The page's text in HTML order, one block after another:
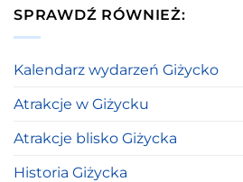
SPRAWDŹ RÓWNIEŻ:
Kalendarz wydarzeń Giżycko
Atrakcje w Giżycku
Atrakcje blisko Giżycka
Historia Giżycka